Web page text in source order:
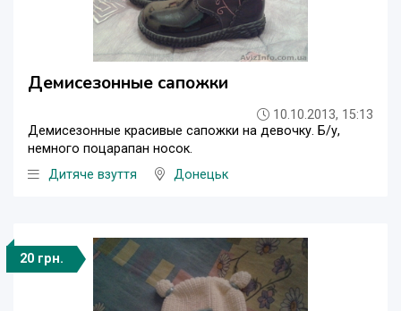
Демисезонные сапожки
10.10.2013, 15:13
Демисезонные красивые сапожки на девочку. Б/у,
немного поцарапан носок.
Дитяче взуття
Донецьк
20 грн.